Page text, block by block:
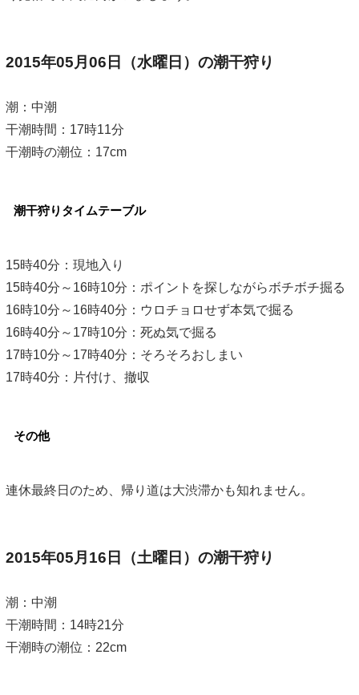
2015年05月06日（水曜日）の潮干狩り
潮：中潮
干潮時間：17時11分
干潮時の潮位：17cm
潮干狩りタイムテーブル
15時40分：現地入り
15時40分～16時10分：ポイントを探しながらボチボチ掘る
16時10分～16時40分：ウロチョロせず本気で掘る
16時40分～17時10分：死ぬ気で掘る
17時10分～17時40分：そろそろおしまい
17時40分：片付け、撤収
その他
連休最終日のため、帰り道は大渋滞かも知れません。
2015年05月16日（土曜日）の潮干狩り
潮：中潮
干潮時間：14時21分
干潮時の潮位：22cm